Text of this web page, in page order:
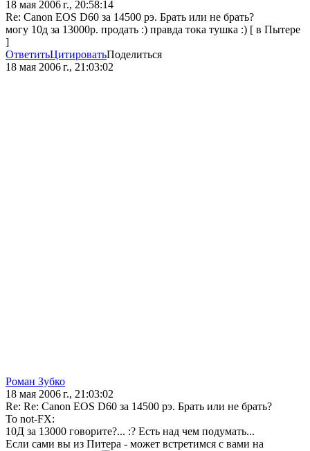
18 мая 2006 г., 20:58:14
Re: Canon EOS D60 за 14500 рэ. Брать или не брать?
могу 10д за 13000р. продать :) правда тока тушка :) [ в Пытере
]
ОтветитьЦитироватьПоделиться
18 мая 2006 г., 21:03:02
Роман Зубко
18 мая 2006 г., 21:03:02
Re: Re: Canon EOS D60 за 14500 рэ. Брать или не брать?
To not-FX:
10Д за 13000 говорите?... :? Есть над чем подумать...
Если сами вы из Питера - может встретимся с вами на